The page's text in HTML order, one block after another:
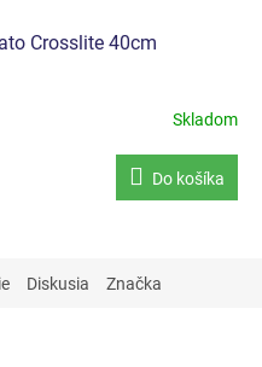
Crosslite 40cm
Skladom
Do košíka
Diskusia Značka